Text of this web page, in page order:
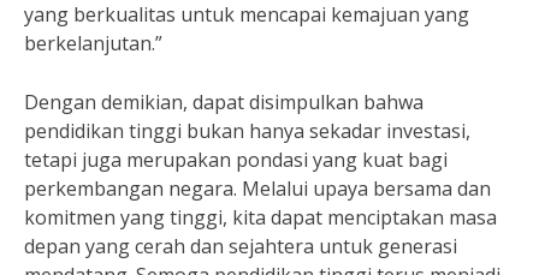
yang berkualitas untuk mencapai kemajuan yang
berkelanjutan.”
Dengan demikian, dapat disimpulkan bahwa
pendidikan tinggi bukan hanya sekadar investasi,
tetapi juga merupakan pondasi yang kuat bagi
perkembangan negara. Melalui upaya bersama dan
komitmen yang tinggi, kita dapat menciptakan masa
depan yang cerah dan sejahtera untuk generasi